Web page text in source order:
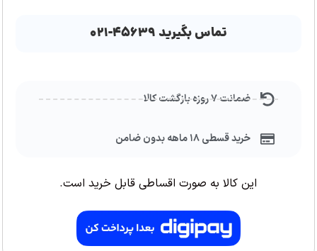
تماس بگیرید ۴۵۶۳۹-۰۲۱
ضمانت ۷ روزه بازگشت کالا
خرید قسطی ۱۸ ماهه بدون ضامن
این کالا به صورت اقساطی قابل خرید است.